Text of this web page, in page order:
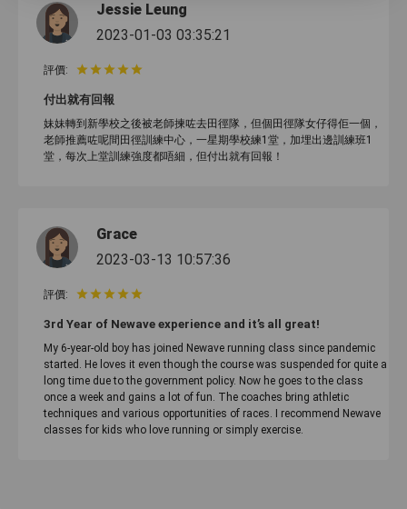
Jessie Leung
2023-01-03 03:35:21
評價:
付出就有回報
妹妹轉到新學校之後被老師揀咗去田徑隊，但個田徑隊女仔得佢一個，
老師推薦咗呢間田徑訓練中心，一星期學校練1堂，加埋出邊訓練班1
堂，每次上堂訓練強度都唔細，但付出就有回報！
Grace
2023-03-13 10:57:36
評價:
3rd Year of Newave experience and it’s all great!
My 6-year-old boy has joined Newave running class since pandemic
started. He loves it even though the course was suspended for quite a
long time due to the government policy. Now he goes to the class
once a week and gains a lot of fun. The coaches bring athletic
techniques and various opportunities of races. I recommend Newave
classes for kids who love running or simply exercise.